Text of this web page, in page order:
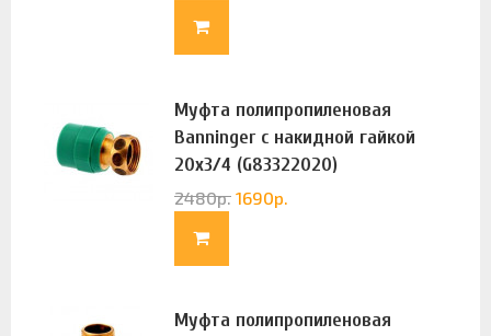
Муфта полипропиленовая
Banninger с накидной гайкой
20х3/4 (G83322020)
2480р. 1690р.
Муфта полипропиленовая